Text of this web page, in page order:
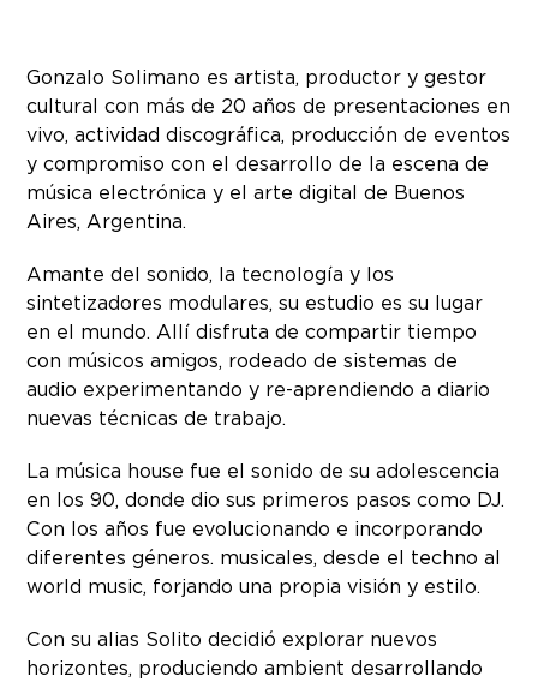
Gonzalo Solimano es artista, productor y gestor
cultural con más de 20 años de presentaciones en
vivo, actividad discográfica, producción de eventos
y compromiso con el desarrollo de la escena de
música electrónica y el arte digital de Buenos
Aires, Argentina.
Amante del sonido, la tecnología y los
sintetizadores modulares, su estudio es su lugar
en el mundo. Allí disfruta de compartir tiempo
con músicos amigos, rodeado de sistemas de
audio experimentando y re-aprendiendo a diario
nuevas técnicas de trabajo.
La música house fue el sonido de su adolescencia
en los 90, donde dio sus primeros pasos como DJ.
Con los años fue evolucionando e incorporando
diferentes géneros. musicales, desde el techno al
world music, forjando una propia visión y estilo.
Con su alias Solito decidió explorar nuevos
horizontes, produciendo ambient desarrollando